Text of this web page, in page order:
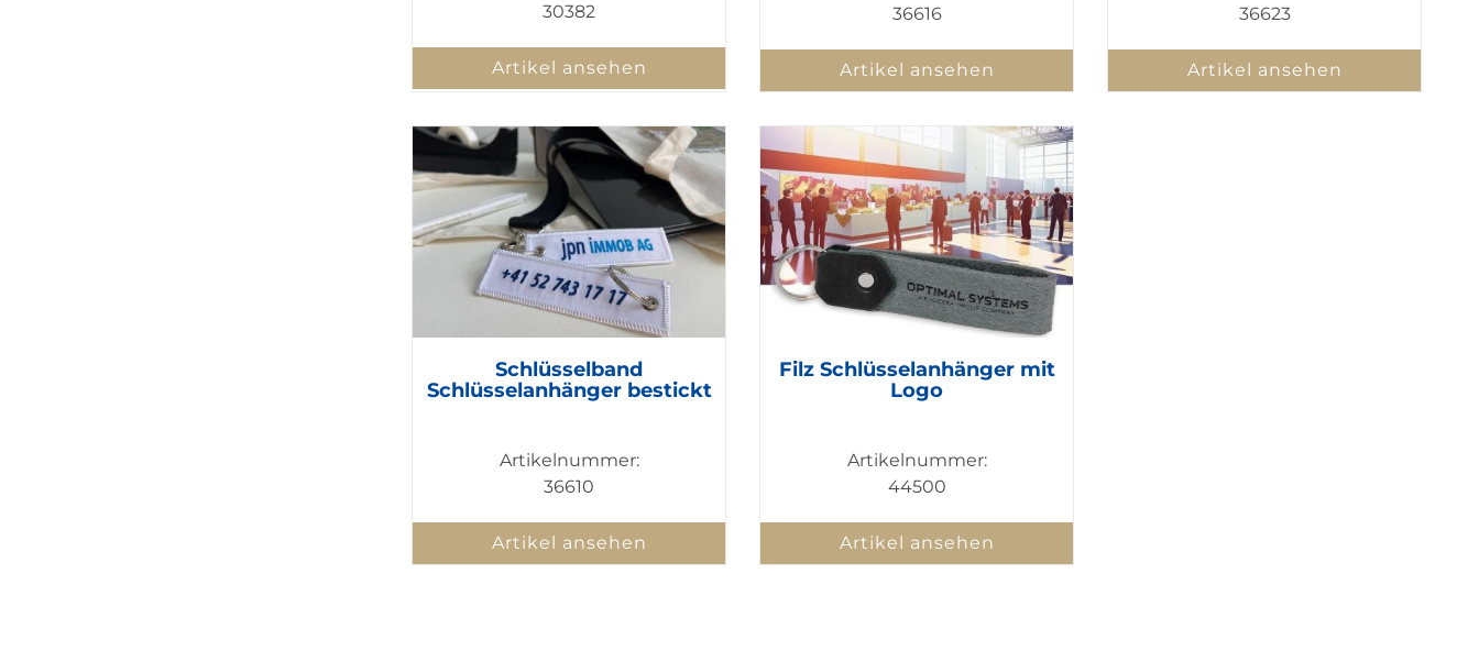
30382
Artikel ansehen
36616
Artikel ansehen
36623
Artikel ansehen
Schlüsselband
Schlüsselanhänger bestickt
Artikelnummer:
36610
Artikel ansehen
Filz Schlüsselanhänger mit
Logo
Artikelnummer:
44500
Artikel ansehen